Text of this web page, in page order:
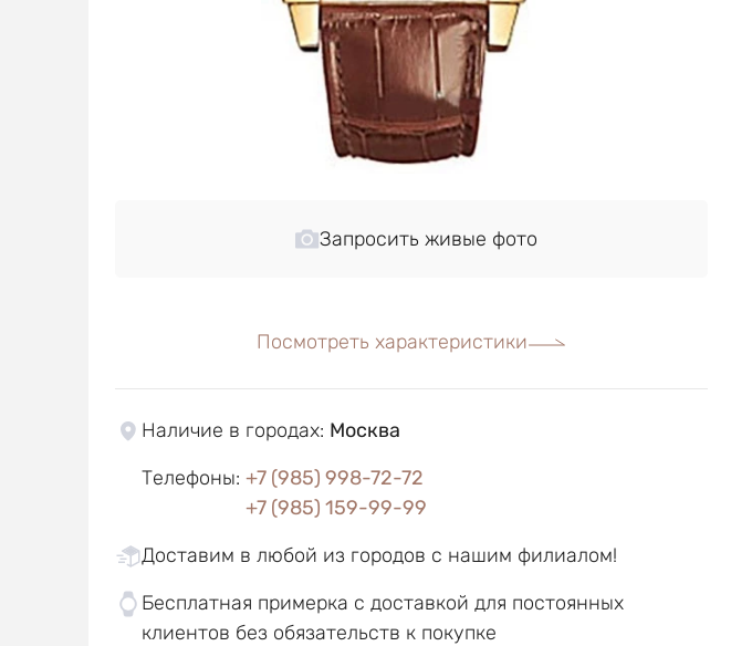
Запросить живые фото
Посмотреть характеристики
Наличие в городах: Москва
Телефоны: +7 (985) 998-72-72
+7 (985) 159-99-99
Доставим в любой из городов с нашим филиалом!
Бесплатная примерка с доставкой для постоянных
клиентов без обязательств к покупке